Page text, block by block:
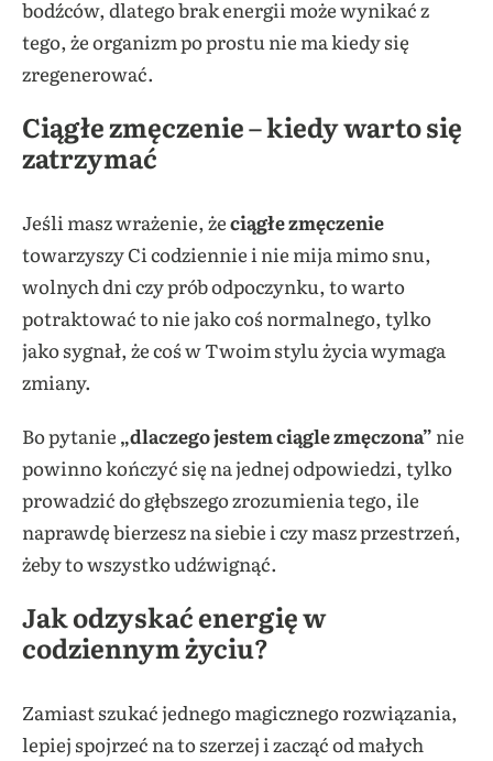
bodźców, dlatego brak energii może wynikać z
tego, że organizm po prostu nie ma kiedy się
zregenerować.
Ciągłe zmęczenie – kiedy warto się
zatrzymać
Jeśli masz wrażenie, żeciągłe zmęczenie
towarzyszy Ci codziennie i nie mija mimo snu,
wolnych dni czy prób odpoczynku, to warto
potraktować to nie jako coś normalnego, tylko
jako sygnał, że coś w Twoim stylu życia wymaga
zmiany.
Bo pytanie „dlaczego jestem ciągle zmęczona” nie
powinno kończyć się na jednej odpowiedzi, tylko
prowadzić do głębszego zrozumienia tego, ile
naprawdę bierzesz na siebie i czy masz przestrzeń,
żeby to wszystko udźwignąć.
Jak odzyskać energię w
codziennym życiu?
Zamiast szukać jednego magicznego rozwiązania,
lepiej spojrzeć na to szerzej i zacząć od małych